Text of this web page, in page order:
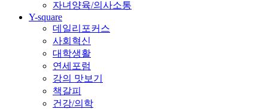
자녀양육/의사소통
Y-square
데일리포커스
사회혁신
대학생활
연세포럼
강의 맛보기
책갈피
건강/의학